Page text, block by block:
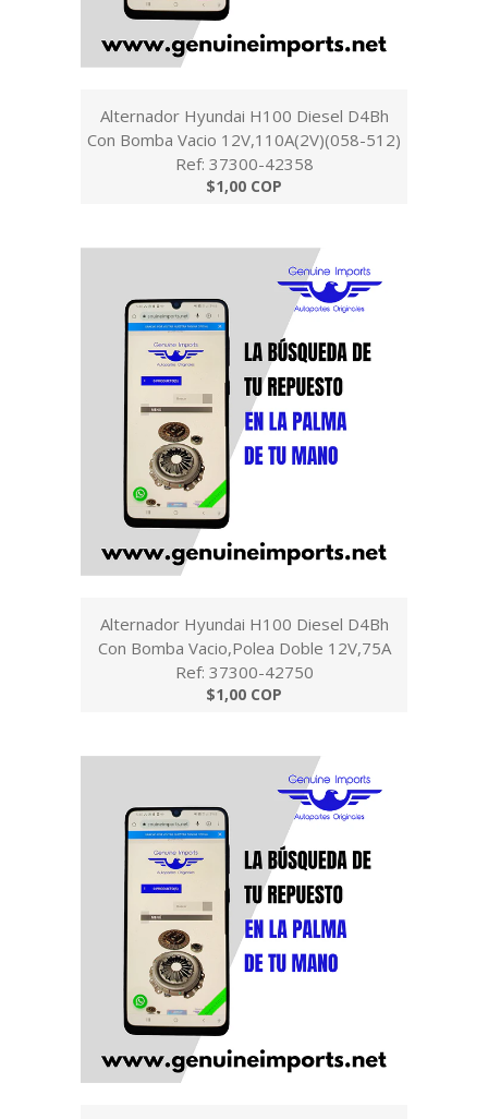
Alternador Hyundai H100 Diesel D4Bh
Con Bomba Vacio 12V,110A(2V)(058-512)
Ref: 37300-42358
$1,00 COP
Alternador Hyundai H100 Diesel D4Bh
Con Bomba Vacio,Polea Doble 12V,75A
Ref: 37300-42750
$1,00 COP